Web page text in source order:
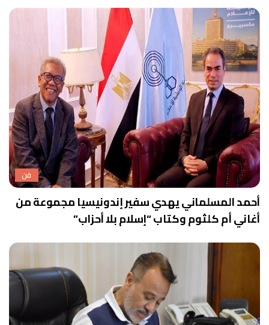
فن
أحمد المسلماني يهدي سفير إندونيسيا مجموعة من
أغاني أم كلثوم وكتاب “إسلام بلا أحزاب”